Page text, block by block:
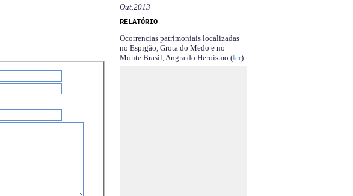
Out.2013
RELATÓRIO
Ocorrencias patrimoniais localizadas
no Espigão, Grota do Medo e no
Monte Brasil, Angra do Heroísmo (ler)